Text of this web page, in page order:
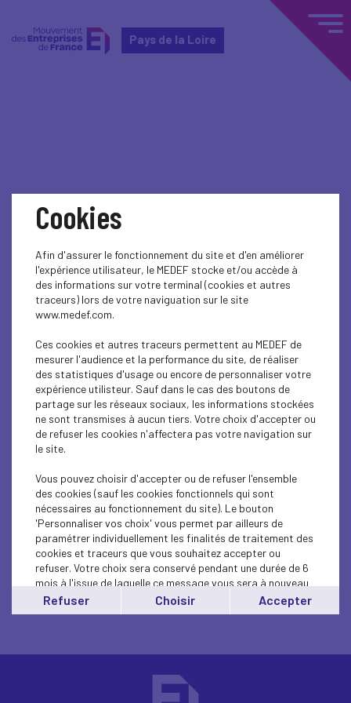
Pays de la Loire
SPORT
INTERNATIONAL - EUROPE
ECONOMY
SOCIAL
MEDEF LIFE
ECONOMY
ECONOMY
Cookies
Afin d'assurer le fonctionnement du site et d'en améliorer
l'expérience utilisateur, le MEDEF stocke et/ou accède à
des informations sur votre terminal (cookies et autres
traceurs) lors de votre naviguation sur le site
www.medef.com.
Ces cookies et autres traceurs permettent au MEDEF de
mesurer l'audience et la performance du site, de réaliser
des statistiques d'usage ou encore de personnaliser votre
expérience utilisteur. Sauf dans le cas des boutons de
partage sur les réseaux sociaux, les informations stockées
ne sont transmises à aucun tiers. Votre choix d'accepter ou
de refuser les cookies n'affectera pas votre navigation sur
le site.
Vous pouvez choisir d'accepter ou de refuser l'ensemble
des cookies (sauf les cookies fonctionnels qui sont
nécessaires au fonctionnement du site). Le bouton
'Personnaliser vos choix' vous permet par ailleurs de
paramétrer individuellement les finalités de traitement des
cookies et traceurs que vous souhaitez accepter ou
refuser. Votre choix sera conservé pendant une durée de 6
mois à l'issue de laquelle ce message vous sera à nouveau
affiché..
Vous pouvez modifier votre choix à tout moment en
Refuser Choisir Accepter